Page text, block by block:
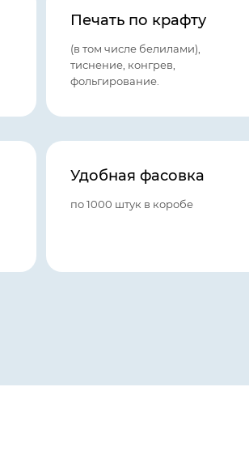
Печать по крафту
(в том числе белилами),
тиснение, конгрев,
фольгирование.
Удобная фасовка
по 1000 штук в коробе